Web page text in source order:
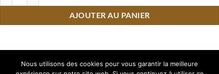
AJOUTER AU PANIER
Visa PayPal Stripe MasterCard
Nous utilisons des cookies pour vous garantir la meilleure